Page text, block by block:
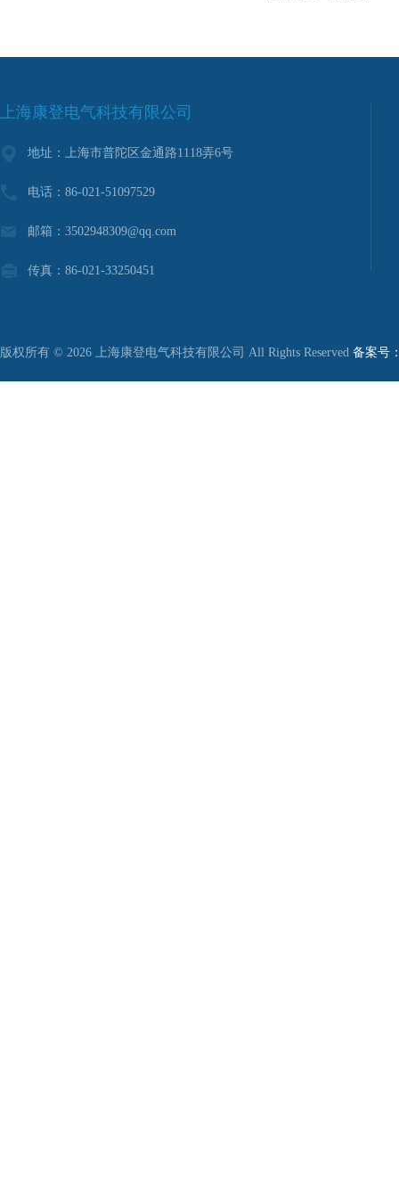
上海康登电气科技有限公司
地址：上海市普陀区金通路1118弄6号
电话：86-021-51097529
邮箱：3502948309@qq.com
传真：86-021-33250451
版权所有 © 2026 上海康登电气科技有限公司 All Rights Reserved 备案号